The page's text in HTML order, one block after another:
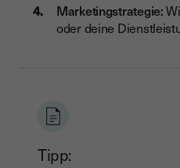
Marketingstrategie:
oder deine
Tipp: